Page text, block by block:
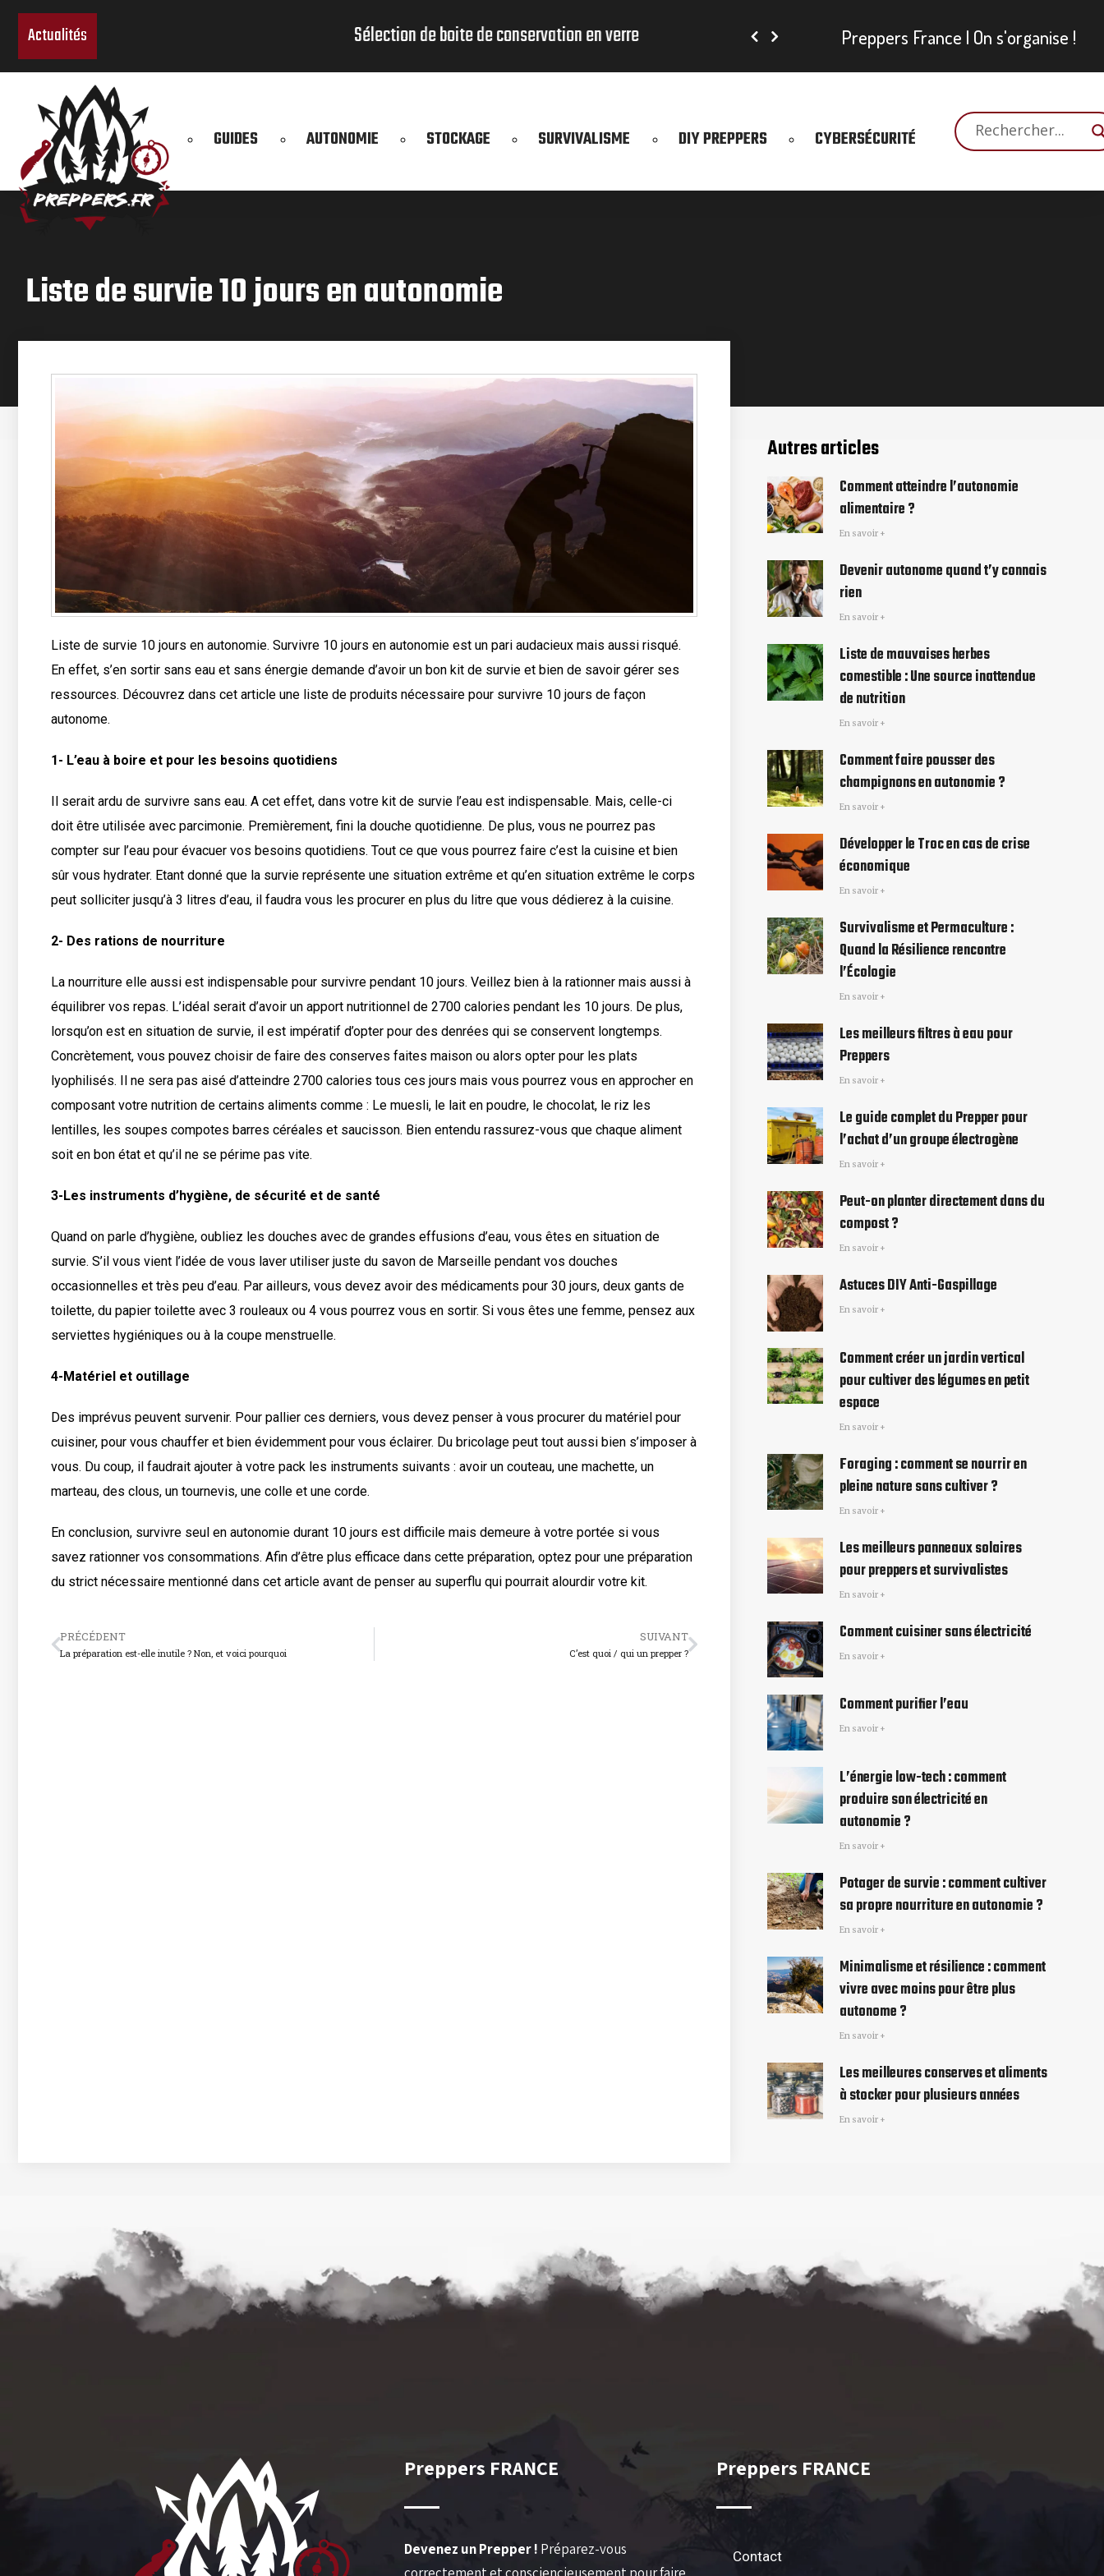
Actualités Sélection de boite de conservation en verre​ Preppers France | On s'organise !
GUIDES AUTONOMIE STOCKAGE SURVIVALISME DIY PREPPERS CYBERSÉCURITÉ
Liste de survie 10 jours en autonomie
Liste de survie 10 jours en autonomie. Survivre 10 jours en autonomie est un pari audacieux mais aussi risqué.
En effet, s’en sortir sans eau et sans énergie demande d’avoir un bon kit de survie et bien de savoir gérer ses
ressources. Découvrez dans cet article une liste de produits nécessaire pour survivre 10 jours de façon
autonome.
1- L’eau à boire et pour les besoins quotidiens
Il serait ardu de survivre sans eau. A cet effet, dans votre kit de survie l’eau est indispensable. Mais, celle-ci
doit être utilisée avec parcimonie. Premièrement, fini la douche quotidienne. De plus, vous ne pourrez pas
compter sur l’eau pour évacuer vos besoins quotidiens. Tout ce que vous pourrez faire c’est la cuisine et bien
sûr vous hydrater. Etant donné que la survie représente une situation extrême et qu’en situation extrême le corps
peut solliciter jusqu’à 3 litres d’eau, il faudra vous les procurer en plus du litre que vous dédierez à la cuisine.
2- Des rations de nourriture
La nourriture elle aussi est indispensable pour survivre pendant 10 jours. Veillez bien à la rationner mais aussi à
équilibrer vos repas. L’idéal serait d’avoir un apport nutritionnel de 2700 calories pendant les 10 jours. De plus,
lorsqu’on est en situation de survie, il est impératif d’opter pour des denrées qui se conservent longtemps.
Concrètement, vous pouvez choisir de faire des conserves faites maison ou alors opter pour les plats
lyophilisés. Il ne sera pas aisé d’atteindre 2700 calories tous ces jours mais vous pourrez vous en approcher en
composant votre nutrition de certains aliments comme : Le muesli, le lait en poudre, le chocolat, le riz les
lentilles, les soupes compotes barres céréales et saucisson. Bien entendu rassurez-vous que chaque aliment
soit en bon état et qu’il ne se périme pas vite.
3-Les instruments d’hygiène, de sécurité et de santé
Quand on parle d’hygiène, oubliez les douches avec de grandes effusions d’eau, vous êtes en situation de
survie. S’il vous vient l’idée de vous laver utiliser juste du savon de Marseille pendant vos douches
occasionnelles et très peu d’eau. Par ailleurs, vous devez avoir des médicaments pour 30 jours, deux gants de
toilette, du papier toilette avec 3 rouleaux ou 4 vous pourrez vous en sortir. Si vous êtes une femme, pensez aux
serviettes hygiéniques ou à la coupe menstruelle.
4-Matériel et outillage
Des imprévus peuvent survenir. Pour pallier ces derniers, vous devez penser à vous procurer du matériel pour
cuisiner, pour vous chauffer et bien évidemment pour vous éclairer. Du bricolage peut tout aussi bien s’imposer à
vous. Du coup, il faudrait ajouter à votre pack les instruments suivants : avoir un couteau, une machette, un
marteau, des clous, un tournevis, une colle et une corde.
En conclusion, survivre seul en autonomie durant 10 jours est difficile mais demeure à votre portée si vous
savez rationner vos consommations. Afin d’être plus efficace dans cette préparation, optez pour une préparation
du strict nécessaire mentionné dans cet article avant de penser au superflu qui pourrait alourdir votre kit.
PRÉCÉDENT
La préparation est-elle inutile ? Non, et voici pourquoi
SUIVANT
C’est quoi / qui un prepper ?
Autres articles
Comment atteindre l’autonomie
alimentaire​ ?
En savoir +
Devenir autonome quand t’y connais
rien
En savoir +
Liste de mauvaises herbes
comestible : Une source inattendue
de nutrition
En savoir +
Comment faire pousser des
champignons en autonomie ?
En savoir +
Développer le Troc en cas de crise
économique
En savoir +
Survivalisme et Permaculture :
Quand la Résilience rencontre
l’Écologie
En savoir +
Les meilleurs filtres à eau pour
Preppers
En savoir +
Le guide complet du Prepper pour
l’achat d’un groupe électrogène
En savoir +
Peut-on planter directement dans du
compost ?
En savoir +
Astuces DIY Anti-Gaspillage
En savoir +
Comment créer un jardin vertical
pour cultiver des légumes en petit
espace
En savoir +
Foraging : comment se nourrir en
pleine nature sans cultiver ?
En savoir +
Les meilleurs panneaux solaires
pour preppers et survivalistes
En savoir +
Comment cuisiner sans électricité
En savoir +
Comment purifier l’eau
En savoir +
L’énergie low-tech : comment
produire son électricité en
autonomie ?
En savoir +
Potager de survie : comment cultiver
sa propre nourriture en autonomie ?
En savoir +
Minimalisme et résilience : comment
vivre avec moins pour être plus
autonome ?
En savoir +
Les meilleures conserves et aliments
à stocker pour plusieurs années
En savoir +
Preppers FRANCE
Devenez un Prepper ! Préparez-vous
Preppers FRANCE
Contact